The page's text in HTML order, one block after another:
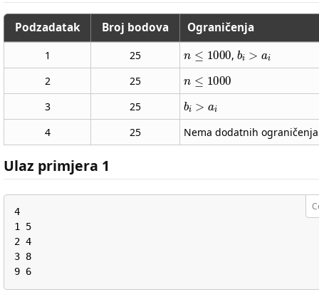
Podzadatak Broj bodova Ograničenja
1 25
n≤1000
,
bi>ai
2 25
n≤1000
3 25
bi>ai
4 25 Nema dodatnih
Ulaz primjera 1
4
1 5
2 4
3 8
9 6